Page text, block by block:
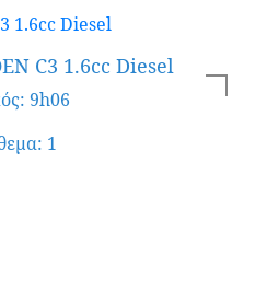
C3 1.6cc Diesel
9h06
1